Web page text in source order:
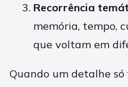
Recorrência
memória, tempo,
que voltam em
Quando um detalhe